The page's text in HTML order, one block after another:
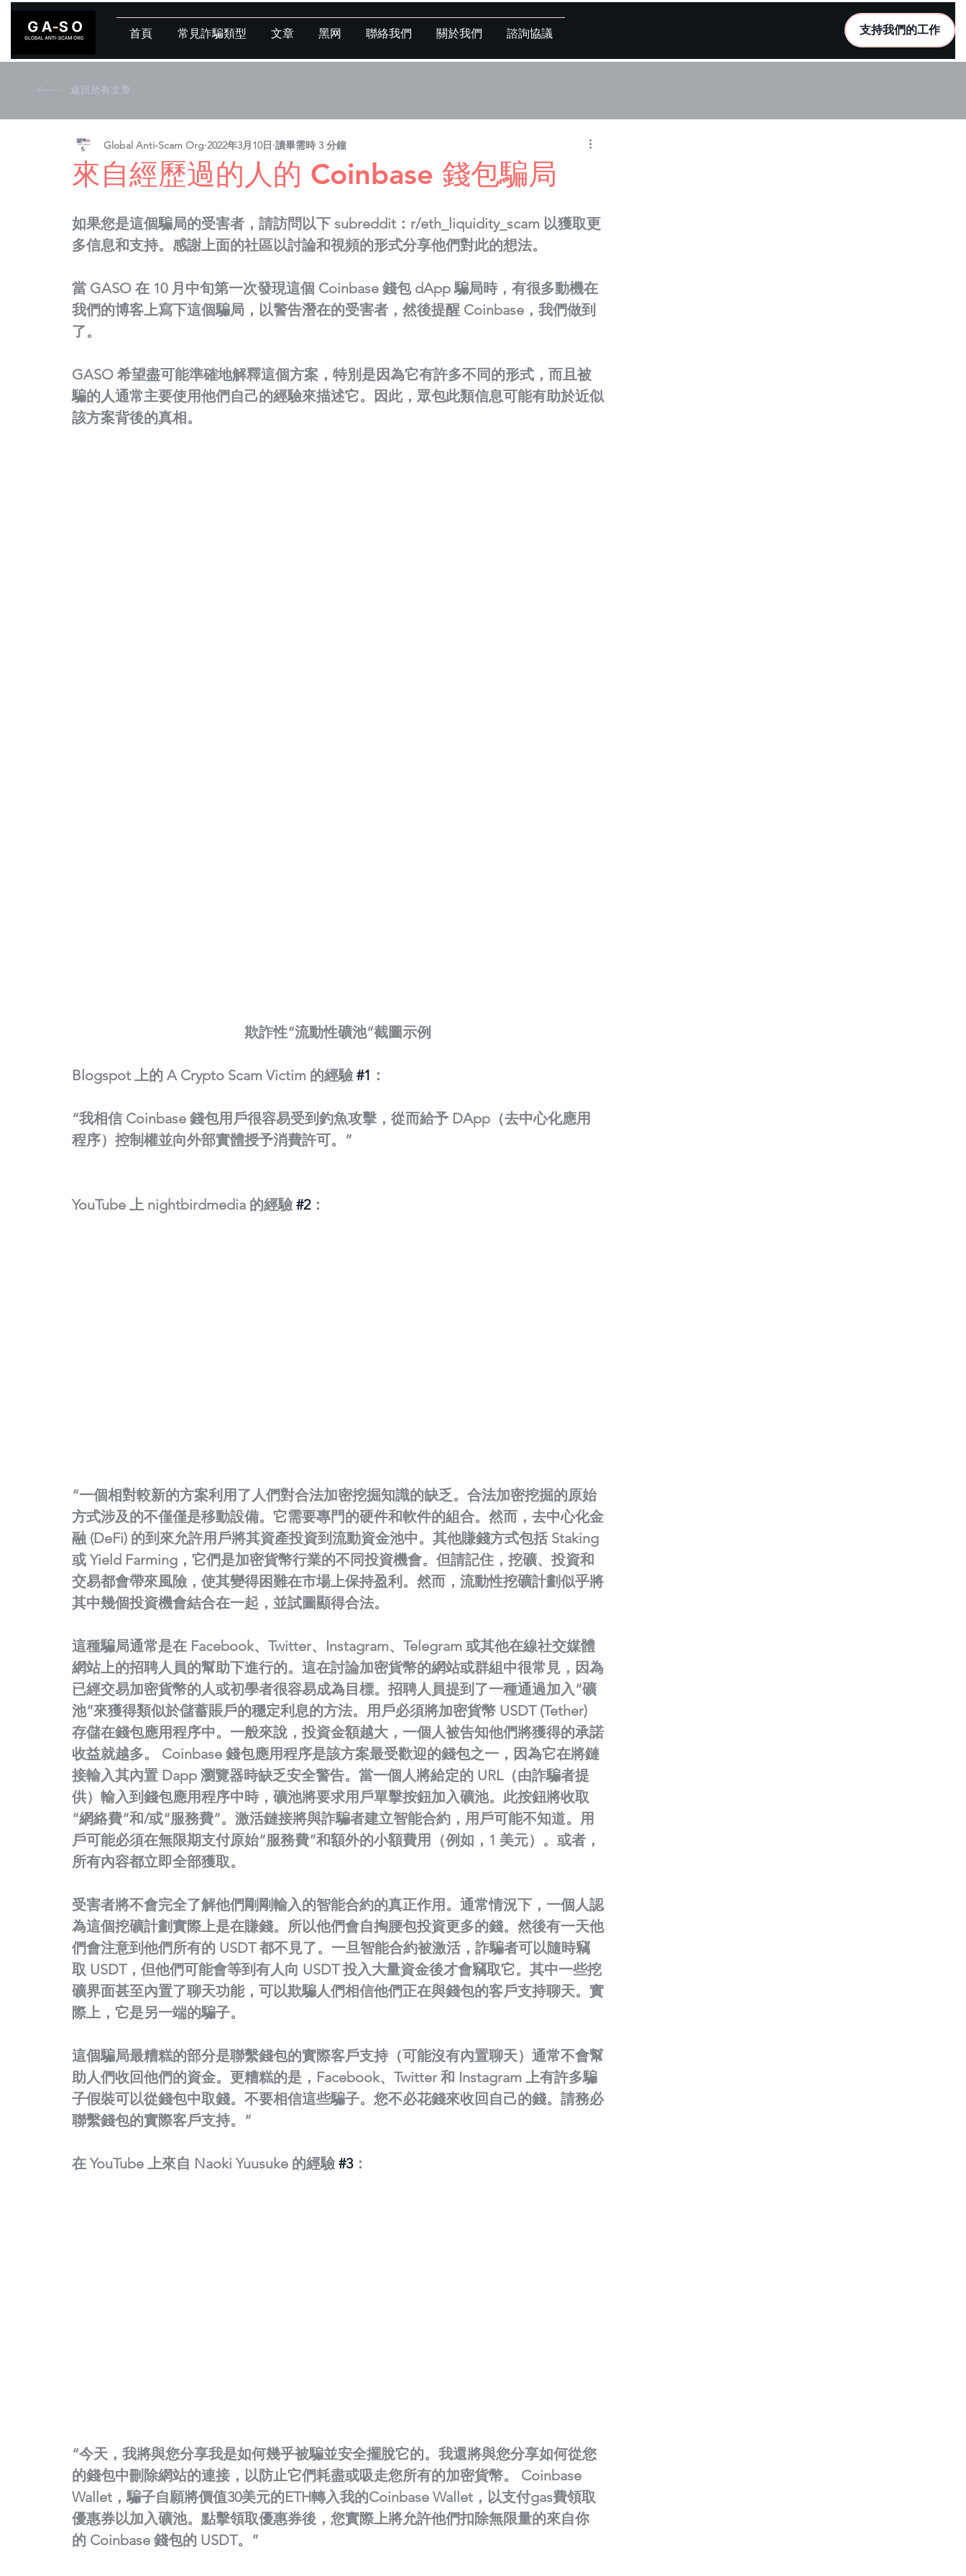
首頁 常見詐騙類型 文章 黑网 聯絡我們 關於我們 諮詢協議 支持我們的工作
返回所有文章
來自經歷過的人的 Coinbase 錢包騙局
Global Anti-Scam Org 2022年3月10日 讀畢需時 3 分鐘
如果您是這個騙局的受害者，請訪問以下 subreddit：r/eth_liquidity_scam 以獲取更
多信息和支持。 感謝上面的社區以討論和視頻的形式分享他們對此的想法。
當 GASO 在 10 月中旬第一次發現這個 Coinbase 錢包 dApp 騙局時，有很多動機在
我們的博客上寫下這個騙局，以警告潛在的受害者，然後提醒 Coinbase，我們做到
了。
GASO 希望盡可能準確地解釋這個方案，特別是因為它有許多不同的形式，而且被
騙的人通常主要使用他們自己的經驗來描述它。因此，眾包此類信息可能有助於近似
該方案背後的真相。
欺詐性“流動性礦池”截圖示例
Blogspot 上的 A Crypto Scam Victim 的經驗 #1 ：
“我相信 Coinbase 錢包用戶很容易受到釣魚攻擊，從而給予 DApp（去中心化應用
程序）控制權並向外部實體授予消費許可。”
YouTube 上 nightbirdmedia 的經驗 #2：
“一個相對較新的方案利用了人們對合法加密挖掘知識的缺乏。合法加密挖掘的原始
方式涉及的不僅僅是移動設備。它需要專門的硬件和軟件的組合。然而，去中心化金
融 (DeFi) 的到來允許用戶將其資產投資到流動資金池中。其他賺錢方式包括 Staking
或 Yield Farming，它們是加密貨幣行業的不同投資機會。但請記住，挖礦、投資和
交易都會帶來風險，使其變得困難在市場上保持盈利。然而，流動性挖礦計劃似乎將
其中幾個投資機會結合在一起，並試圖顯得合法。
這種騙局通常是在 Facebook、Twitter、Instagram、Telegram 或其他在線社交媒體
網站上的招聘人員的幫助下進行的。這在討論加密貨幣的網站或群組中很常見，因為
已經交易加密貨幣的人或初學者很容易成為目標。招聘人員提到了一種通過加入“礦
池”來獲得類似於儲蓄賬戶的穩定利息的方法。用戶必須將加密貨幣 USDT (Tether)
存儲在錢包應用程序中。一般來說，投資金額越大，一個人被告知他們將獲得的承諾
收益就越多。 Coinbase 錢包應用程序是該方案最受歡迎的錢包之一，因為它在將鏈
接輸入其內置 Dapp 瀏覽器時缺乏安全警告。當一個人將給定的 URL（由詐騙者提
供）輸入到錢包應用程序中時，礦池將要求用戶單擊按鈕加入礦池。此按鈕將收取
“網絡費”和/或“服務費”。激活鏈接將與詐騙者建立智能合約，用戶可能不知道。用
戶可能必須在無限期支付原始“服務費”和額外的小額費用（例如，1 美元）。或者，
所有內容都立即全部獲取。
受害者將不會完全了解他們剛剛輸入的智能合約的真正作用。通常情況下，一個人認
為這個挖礦計劃實際上是在賺錢。所以他們會自掏腰包投資更多的錢。然後有一天他
們會注意到他們所有的 USDT 都不見了。一旦智能合約被激活，詐騙者可以隨時竊
取 USDT，但他們可能會等到有人向 USDT 投入大量資金後才會竊取它。其中一些挖
礦界面甚至內置了聊天功能，可以欺騙人們相信他們正在與錢包的客戶支持聊天。實
際上，它是另一端的騙子。
這個騙局最糟糕的部分是聯繫錢包的實際客戶支持（可能沒有內置聊天）通常不會幫
助人們收回他們的資金。更糟糕的是，Facebook、Twitter 和 Instagram 上有許多騙
子假裝可以從錢包中取錢。不要相信這些騙子。您不必花錢來收回自己的錢。請務必
聯繫錢包的實際客戶支持。”
在 YouTube 上來自 Naoki Yuusuke 的經驗 #3：
“今天，我將與您分享我是如何幾乎被騙並安全擺脫它的。我還將與您分享如何從您
的錢包中刪除網站的連接，以防止它們耗盡或吸走您所有的加密貨幣。 Coinbase
Wallet，騙子自願將價值30美元的ETH轉入我的Coinbase Wallet，以支付gas費領取
優惠券以加入礦池。點擊領取優惠券後，您實際上將允許他們扣除無限量的來自你
的 Coinbase 錢包的 USDT。”